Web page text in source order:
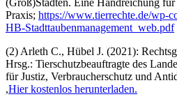
(Groß)Städten. Eine Handreichung für
Praxis; https://www.tierrechte.de/wp-
HB-Stadttaubenmanagement_web.pdf
(2) Arleth C., Hübel J. (2021):
Hrsg.: Tierschutzbeauftragte des
für Justiz, Verbraucherschutz und
,Hier kostenlos herunterladen.